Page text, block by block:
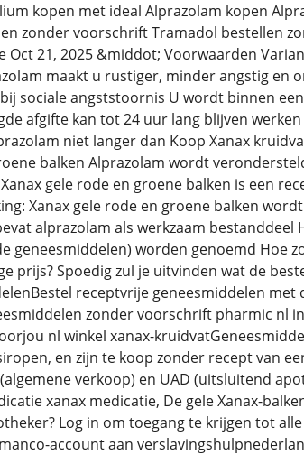
kopen met ideal Alprazolam kopen
zonder voorschrift Tramadol bestellen
Oct 21, 2025 &middot; Voorwaarden
maakt u rustiger, minder angstig en
sociale angststoornis U wordt binnen
afgifte kan tot 24 uur lang blijven
niet langer dan Koop Xanax
balken Alprazolam wordt
gele rode en groene balken is een
Xanax gele rode en groene balken
alprazolam als werkzaam
geneesmiddelen) worden genoemd Hoe
prijs? Spoedig zul je uitvinden wat de
receptvrije geneesmiddelen
zonder voorschrift pharmic nl
nl winkel xanax-
en zijn te koop zonder recept van
verkoop) en UAD (uitsluitend
xanax medicatie, De gele Xanax-
Log in om toegang te krijgen tot
account aan